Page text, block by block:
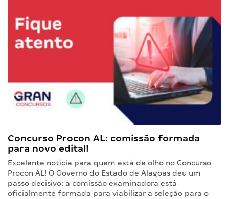
Concurso Procon AL: comissão formada
para novo edital!
Excelente notícia para quem está de olho no Concurso
Procon AL! O Governo do Estado de Alagoas deu um
passo decisivo: a comissão examinadora está
oficialmente formada para viabilizar a seleção para o